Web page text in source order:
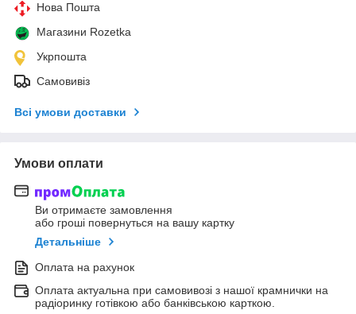
Нова Пошта
Магазини Rozetka
Укрпошта
Самовивіз
Всі умови доставки
Умови оплати
Ви отримаєте замовлення
або гроші повернуться на вашу картку
Детальніше
Оплата на рахунок
Оплата актуальна при самовивозі з нашої крамнички на
радіоринку готівкою або банківською карткою.